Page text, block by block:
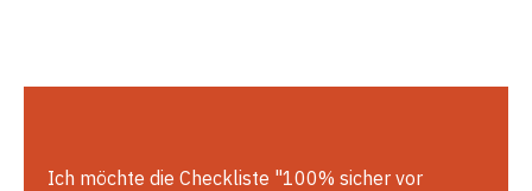
Ich möchte die Checkliste "100% sicher vor